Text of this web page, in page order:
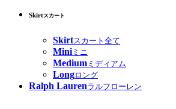
Skirtスカート
Skirtスカート全て
Miniミニ
Medium ミディアム
Longロング
Ralph Laurenラルフローレン